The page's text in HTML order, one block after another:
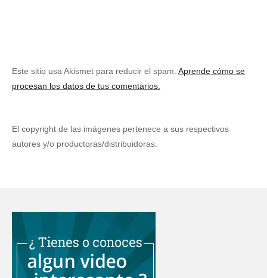
Este sitio usa Akismet para reducir el spam. Aprende cómo se
procesan los datos de tus comentarios.
El copyright de las imágenes pertenece a sus respectivos
autores y/o productoras/distribuidoras.